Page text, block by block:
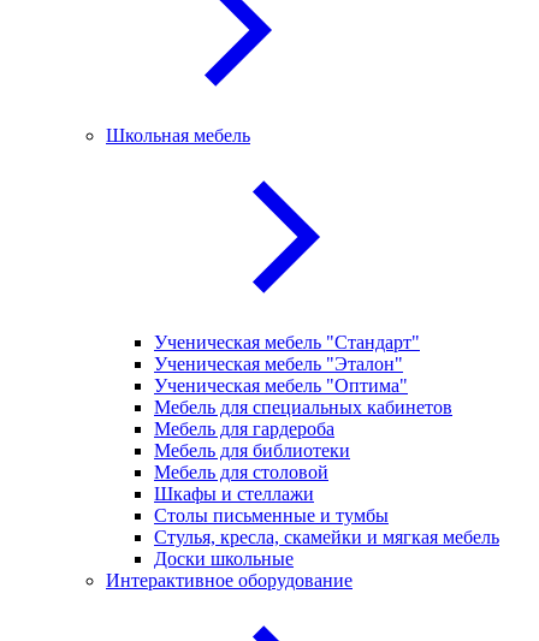
Школьная мебель
Ученическая мебель "Стандарт"
Ученическая мебель "Эталон"
Ученическая мебель "Оптима"
Мебель для специальных кабинетов
Мебель для гардероба
Мебель для библиотеки
Мебель для столовой
Шкафы и стеллажи
Столы письменные и тумбы
Стулья, кресла, скамейки и мягкая мебель
Доски школьные
Интерактивное оборудование